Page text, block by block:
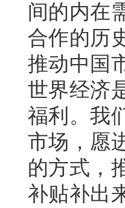
间的内在
合作的历
推动中国
世界经济
福利。我
市场，愿
的方式，
补贴补出